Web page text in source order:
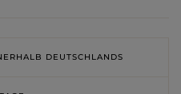
DEUTSCHLANDS